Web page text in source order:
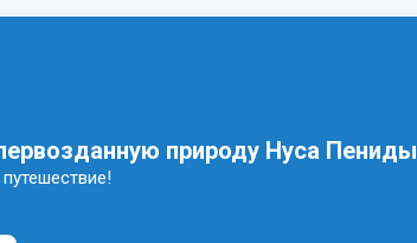
природу Нуса Пениды